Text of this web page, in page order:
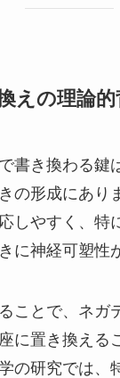
えの理論的
書き換わる鍵
の形成にあり
しやすく、特
に神経可塑性
ことで、ネガ
に置き換える
の研究では、